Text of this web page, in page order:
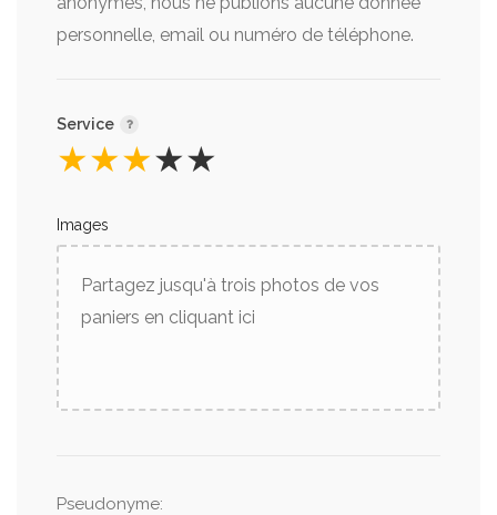
personnelle, email ou numéro de téléphone.
Service
★
★
★
★
★
Images
Partagez jusqu'à trois photos de vos
paniers en cliquant ici
Pseudonyme: